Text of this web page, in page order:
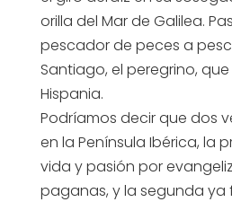
orilla del Mar de Galilea.
pescador de peces a
Santiago, el peregrino,
Hispania.
Podríamos decir que dos
en la Península Ibérica, la
vida y pasión por
paganas, y la segunda ya